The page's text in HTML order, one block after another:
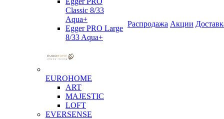
Classic 8/33
Aqua+
Egger PRO Large
8/33 Aqua+
EUROHOME
ART
MAJESTIC
LOFT
EVERSENSE
Распродажа Акции